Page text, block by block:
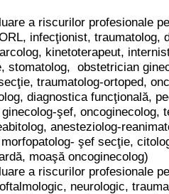
a riscurilor profesionale
infecţionist, traumatolog,
kinetoterapeut,
stomatolog, obstetrician
traumatolog-ortoped,
diagnostica funcţională,
şef, oncoginecolog,
anesteziolog-
şef secţie,
moaşă oncoginecolog)
a riscurilor profesionale
neurologic,